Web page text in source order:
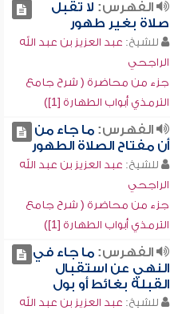
الفهرس: لا تقبل
صلاة بغير طهور
للشيخ: عبد العزيز بن عبد الله
الراجحي
جزء من محاضرة ( شرح جامع
الترمذي أبواب الطهارة [1])
الفهرس:ما جاء من
أن مفتاح الصلاة الطهور
للشيخ: عبد العزيز بن عبد الله
الراجحي
جزء من محاضرة ( شرح جامع
الترمذي أبواب الطهارة [1])
الفهرس:ما جاء في
النهي عن استقبال
القبلة بغائط أو بول
للشيخ: عبد العزيز بن عبد الله